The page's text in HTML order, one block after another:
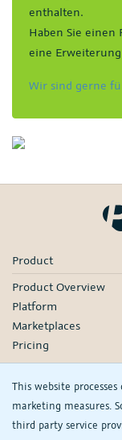
This website
marketing measures.
third party service
enthalten.
Haben Sie einen
eine
Wir sind gerne
Product
Product Overview
Platform
Marketplaces
Pricing
Knowledge